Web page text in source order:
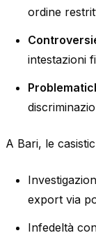
ordine
intestazioni
A Bari, le
export via
Infedeltà